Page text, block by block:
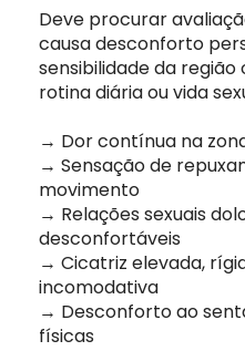
Deve procurar
causa desconforto
sensibilidade da
rotina diária ou vida
→ Dor contínua na
→ Sensação de
movimento
→ Relações sexuais
desconfortáveis
→ Cicatriz elevada,
incomodativa
→ Desconforto ao
físicas